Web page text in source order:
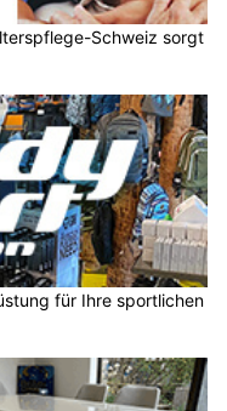
Schweiz sorgt
für Ihre sportlichen